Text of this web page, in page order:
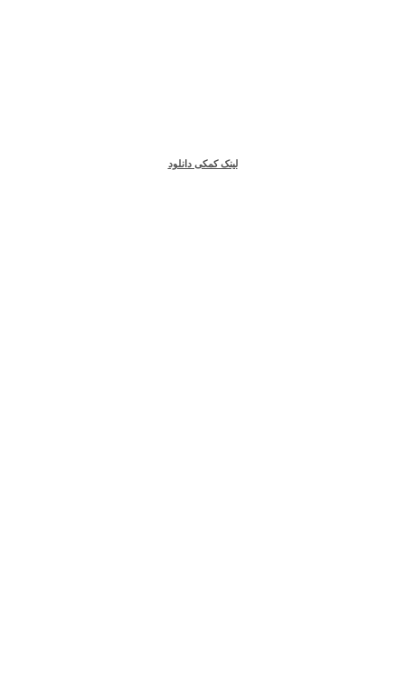
لینک کمکی دانلود